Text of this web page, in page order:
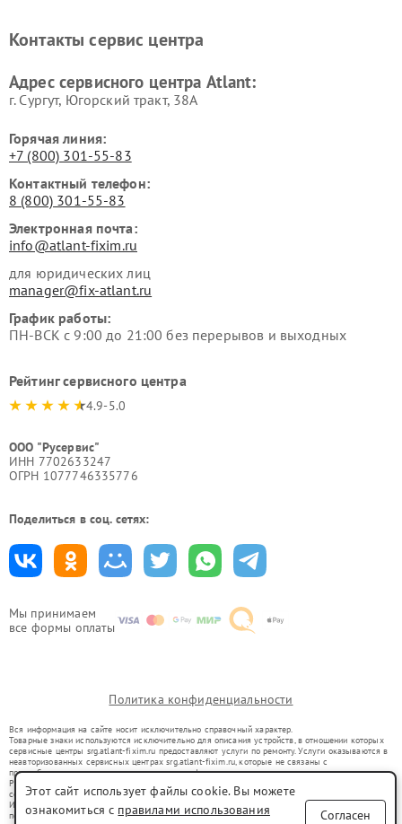
Мы принимаем
все формы оплаты
Контакты сервис центра
Адрес сервисного центра Atlant:
г. Сургут, Югорский тракт, 38А
Горячая линия:
+7 (800) 301-55-83
Контактный телефон:
8 (800) 301-55-83
Электронная почта:
info@atlant-fixim.ru
для юридических лиц
manager@fix-atlant.ru
График работы:
ПН-ВСК с 9:00 до 21:00 без перерывов и выходных
Рейтинг сервисного центра
4.9-5.0
ООО "Русервис"
ИНН 7702633247
ОГРН 1077746335776
Поделиться в соц. сетях:
Политика конфиденциальности
Вся информация на сайте носит исключительно справочный характер.
Товарные знаки используются исключительно для описания устройств, в отношении которых
сервисные центры srg.atlant-fixim.ru предоставляют услуги по ремонту. Услуги оказываются в
неавторизованных сервисных центрах srg.atlant-fixim.ru, которые не связаны с
правообладателями товарных знаков или их официальными представителями.
Ремонт осуществляется для устройств, уже введенных в гражданский оборот в соответствии
со статьей 1487 ГК РФ.
Использование товарных знаков не преследует цели индивидуализации услуг или введения
потребителей в заблуждение, а служит для информирования о предоставляемых услугах по
Этот сайт использует файлы cookie. Вы можете
ознакомиться с правилами использования
Согласен